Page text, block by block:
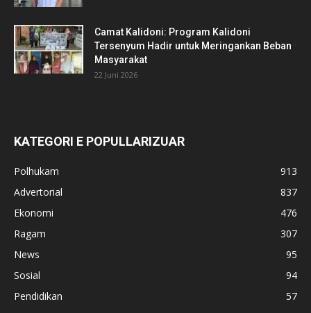
Camat Kalidoni: Program Kalidoni
Tersenyum Hadir untuk Meringankan Beban
Masyarakat
22 Juni 2026
KATEGORI E POPULLARIZUAR
Polhukam
913
Advertorial
837
Ekonomi
476
Ragam
307
News
95
Sosial
94
Pendidikan
57